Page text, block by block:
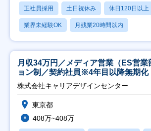
正社員採用 土日祝休み 休日120日以上
業界未経験OK 月残業20時間以内
月収34万円／メディア営業（ES営
ョン制／契約社員※4年目以降無期化
株式会社キャリアデザインセンター
東京都
408万~408万